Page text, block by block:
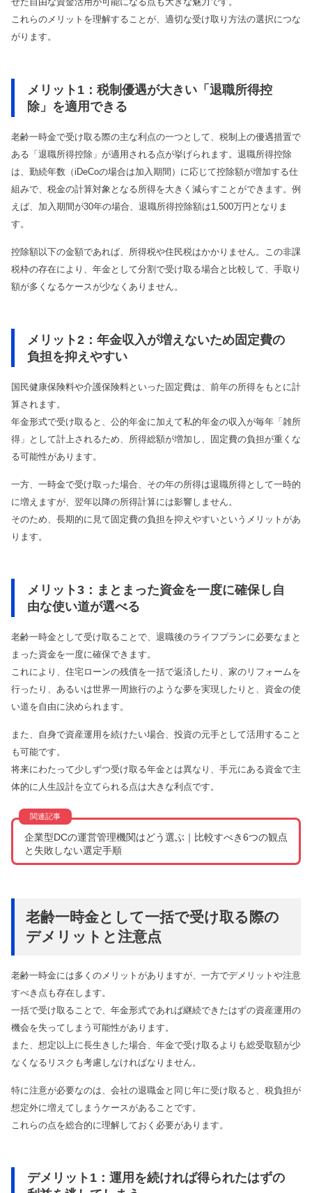
これらのメリットを理解することが、適切な受け取り方法の選択につな
がります。
メリット1：税制優遇が大きい「退職所得控
除」を適用できる
老齢一時金で受け取る際の主な利点の一つとして、税制上の優遇措置で
ある「退職所得控除」が適用される点が挙げられます。退職所得控除
は、勤続年数（iDeCoの場合は加入期間）に応じて控除額が増加する仕
組みで、税金の計算対象となる所得を大きく減らすことができます。例
えば、加入期間が30年の場合、退職所得控除額は1,500万円となりま
す。
控除額以下の金額であれば、所得税や住民税はかかりません。この非課
税枠の存在により、年金として分割で受け取る場合と比較して、手取り
額が多くなるケースが少なくありません。
メリット2：年金収入が増えないため固定費の
負担を抑えやすい
国民健康保険料や介護保険料といった固定費は、前年の所得をもとに計
算されます。
年金形式で受け取ると、公的年金に加えて私的年金の収入が毎年「雑所
得」として計上されるため、所得総額が増加し、固定費の負担が重くな
る可能性があります。
一方、一時金で受け取った場合、その年の所得は退職所得として一時的
に増えますが、翌年以降の所得計算には影響しません。
そのため、長期的に見て固定費の負担を抑えやすいというメリットがあ
ります。
メリット3：まとまった資金を一度に確保し自
由な使い道が選べる
老齢一時金として受け取ることで、退職後のライフプランに必要なまと
まった資金を一度に確保できます。
これにより、住宅ローンの残債を一括で返済したり、家のリフォームを
行ったり、あるいは世界一周旅行のような夢を実現したりと、資金の使
い道を自由に決められます。
また、自身で資産運用を続けたい場合、投資の元手として活用すること
も可能です。
将来にわたって少しずつ受け取る年金とは異なり、手元にある資金で主
体的に人生設計を立てられる点は大きな利点です。
企業型DCの運営管理機関はどう選ぶ｜比較すべき6つの観点
と失敗しない選定手順
老齢一時金として一括で受け取る際の
デメリットと注意点
老齢一時金には多くのメリットがありますが、一方でデメリットや注意
すべき点も存在します。
一括で受け取ることで、年金形式であれば継続できたはずの資産運用の
機会を失ってしまう可能性があります。
また、想定以上に長生きした場合、年金で受け取るよりも総受取額が少
なくなるリスクも考慮しなければなりません。
特に注意が必要なのは、会社の退職金と同じ年に受け取ると、税負担が
想定外に増えてしまうケースがあることです。
これらの点を総合的に理解しておく必要があります。
デメリット1：運用を続ければ得られたはずの